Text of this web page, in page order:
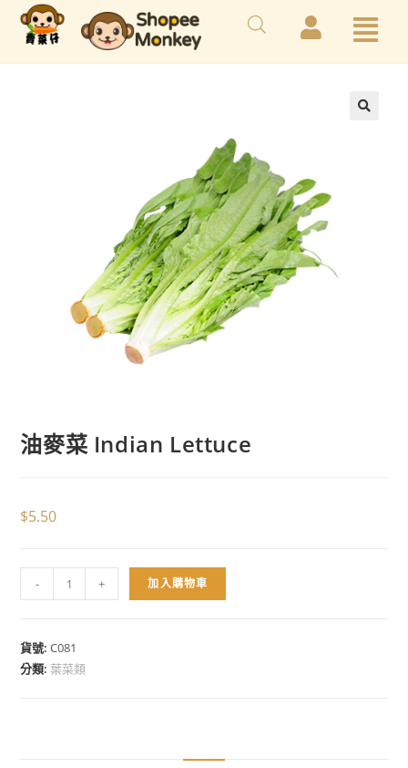
油麥菜 Indian Lettuce
$5.50
- + 加入購物車
貨號:C081
分類: 葉菜類